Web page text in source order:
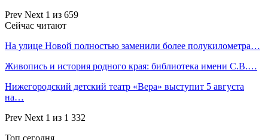
Prev Next 1 из 659
Сейчас читают
На улице Новой полностью заменили более полукилометра…
Живопись и история родного края: библиотека имени С.В.…
Нижегородский детский театр «Вера» выступит 5 августа
на…
Prev Next 1 из 1 332
Топ сегодня